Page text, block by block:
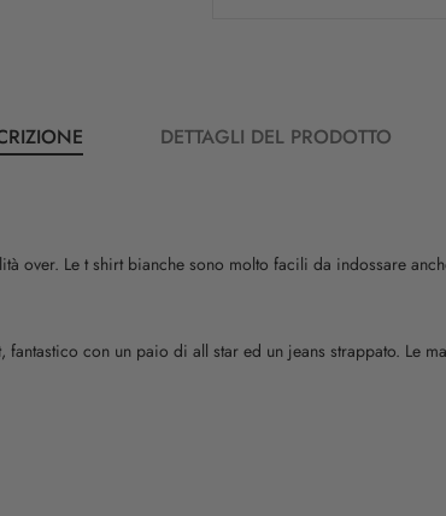
DETTAGLI DEL PRODOTTO
over. Le t shirt bianche sono molto facili da indossare
con un paio di all star ed un jeans strappato. Le